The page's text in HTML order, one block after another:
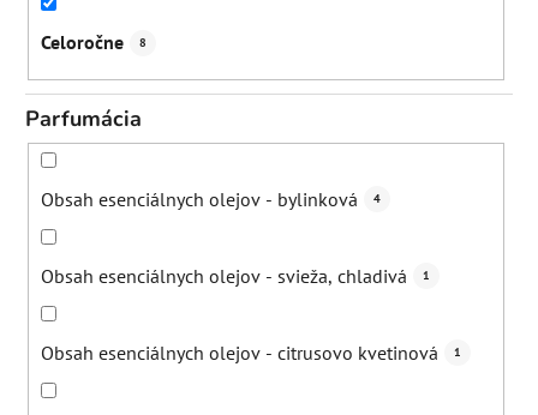
Celoročne 8
Parfumácia
Obsah esenciálnych olejov - bylinková 4
Obsah esenciálnych olejov - svieža, chladivá 1
Obsah esenciálnych olejov - citrusovo kvetinová 1